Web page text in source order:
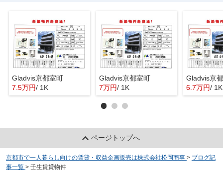
Gladvis京都室町
7.5万円/ 1K
Gladvis京都室町
7万円/ 1K
Gladvis京
6.7万円/ 1K
ページトップへ
京都市で一人暮らし向けの賃貸・収益企画販売は株式会社松岡商事 > ブログ記
事一覧 > 壬生賃貸物件